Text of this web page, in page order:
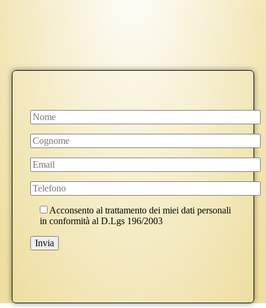
Acconsento al trattamento dei miei dati personali
in conformità al D.Lgs 196/2003